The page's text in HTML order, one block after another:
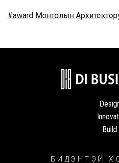
#award Монголын
Build
БИДЭНТЭЙ